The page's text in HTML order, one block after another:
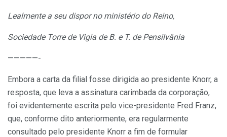
Lealmente a seu dispor no ministério do Reino,
Sociedade Torre de Vigia de B. e T. de Pensilvânia
—————-
Embora a carta da filial fosse dirigida ao presidente Knorr, a
resposta, que leva a assinatura carimbada da corporação,
foi evidentemente escrita pelo vice-presidente Fred Franz,
que, conforme dito anteriormente, era regularmente
consultado pelo presidente Knorr a fim de formular